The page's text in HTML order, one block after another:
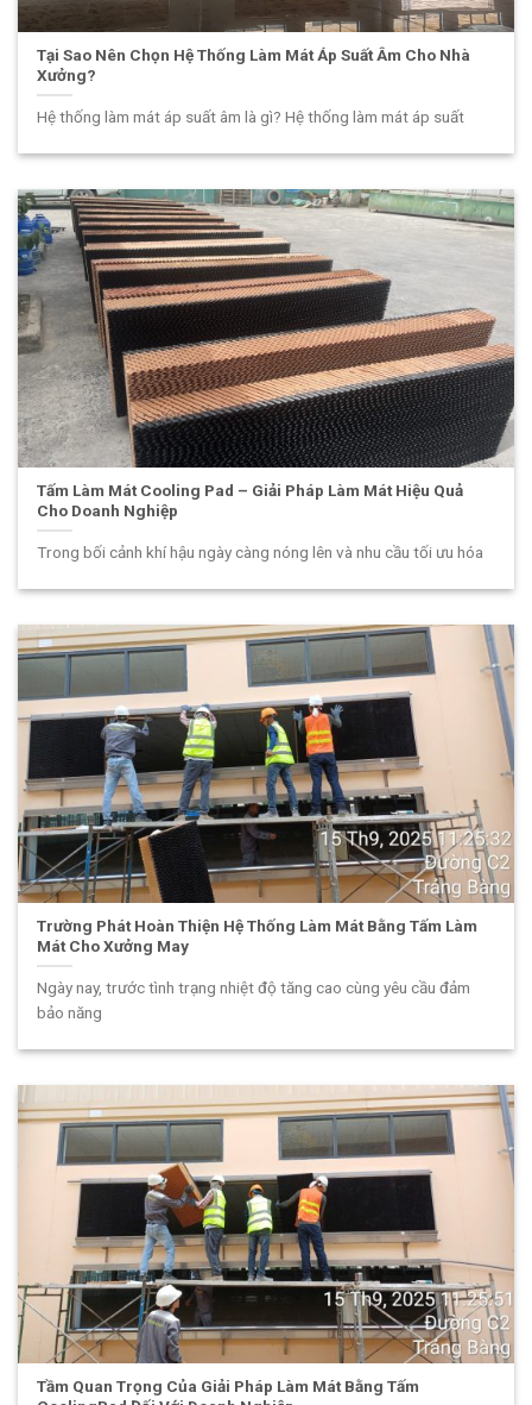
Tại Sao Nên Chọn Hệ Thống Làm Mát Áp Suất Âm Cho Nhà
Xưởng?
Hệ thống làm mát áp suất âm là gì? Hệ thống làm mát áp suất
Tấm Làm Mát Cooling Pad – Giải Pháp Làm Mát Hiệu Quả
Cho Doanh Nghiệp
Trong bối cảnh khí hậu ngày càng nóng lên và nhu cầu tối ưu hóa
Trường Phát Hoàn Thiện Hệ Thống Làm Mát Bằng Tấm Làm
Mát Cho Xưởng May
Ngày nay, trước tình trạng nhiệt độ tăng cao cùng yêu cầu đảm
bảo năng
Tầm Quan Trọng Của Giải Pháp Làm Mát Bằng Tấm